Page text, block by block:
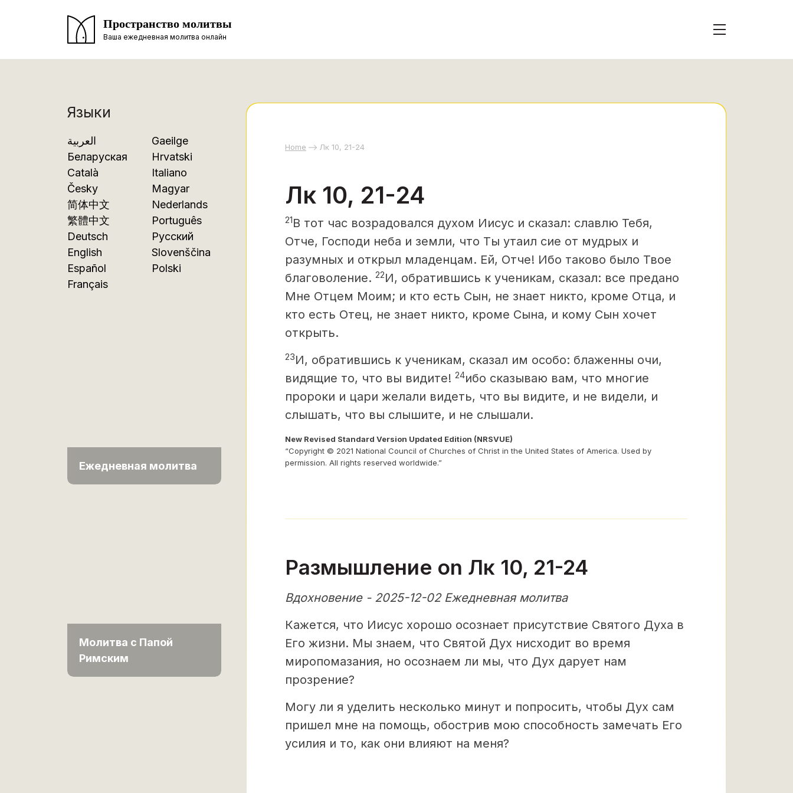
Пространство молитвы
Ваша ежедневная молитва онлайн
Языки
العربية
Беларуская
Català
Česky
简体中文
繁體中文
Deutsch
English
Español
Français
Gaeilge
Hrvatski
Italiano
Magyar
Nederlands
Português
Русский
Slovenščina
Polski
Ежедневная молитва
Молитва с Папой
Римским
Home Лк 10, 21-24
Лк 10, 21-24
21В тот час возрадовался духом Иисус и сказал: славлю Тебя,
Отче, Господи неба и земли, что Ты утаил сие от мудрых и
разумных и открыл младенцам. Ей, Отче! Ибо таково было Твое
благоволение. 22И, обратившись к ученикам, сказал: все предано
Мне Отцем Моим; и кто есть Сын, не знает никто, кроме Отца, и
кто есть Отец, не знает никто, кроме Сына, и кому Сын хочет
открыть.
23И, обратившись к ученикам, сказал им особо: блаженны очи,
видящие то, что вы видите! 24ибо сказываю вам, что многие
пророки и цари желали видеть, что вы видите, и не видели, и
слышать, что вы слышите, и не слышали.
New Revised Standard Version Updated Edition (NRSVUE)
“Copyright © 2021 National Council of Churches of Christ in the United States of America. Used by
permission. All rights reserved worldwide.”
Размышление on Лк 10, 21-24
Вдохновение - 2025-12-02 Ежедневная молитва
Кажется, что Иисус хорошо осознает присутствие Святого Духа в
Его жизни. Мы знаем, что Святой Дух нисходит во время
миропомазания, но осознаем ли мы, что Дух дарует нам
прозрение?
Могу ли я уделить несколько минут и попросить, чтобы Дух сам
пришел мне на помощь, обострив мою способность замечать Его
усилия и то, как они влияют на меня?